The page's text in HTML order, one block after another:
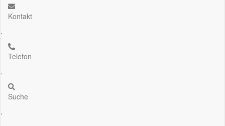
Kontakt
.
Telefon
.
Suche
.